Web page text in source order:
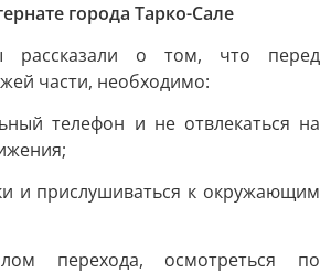
города Тарко-Сале
рассказали о том, что перед
части, необходимо:
телефон и не отвлекаться на
и прислушиваться к окружающим
перехода, осмотреться по